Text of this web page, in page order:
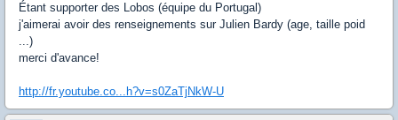
Étant supporter des Lobos (équipe du Portugal)
j'aimerai avoir des renseignements sur Julien Bardy (age, taille poid
...)
merci d'avance!
http://fr.youtube.co...h?v=s0ZaTjNkW-U